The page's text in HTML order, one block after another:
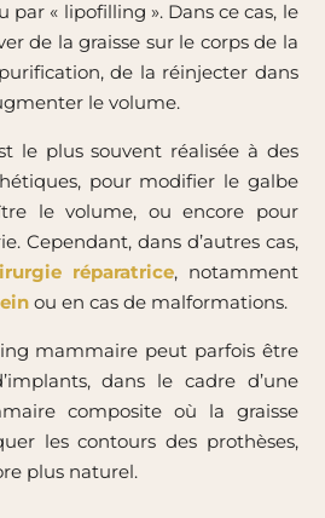
par « lipofilling ». Dans ce cas, le
de la graisse sur le corps de la
de la réinjecter dans
le volume.
le plus souvent réalisée à des
pour modifier le galbe
le volume, ou encore pour
Cependant, dans d’autres cas,
réparatrice, notamment
ou en cas de malformations.
mammaire peut parfois être
dans le cadre d’une
composite où la graisse
les contours des prothèses,
plus naturel.